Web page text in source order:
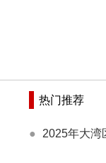
热门推荐
● 2025年大湾区